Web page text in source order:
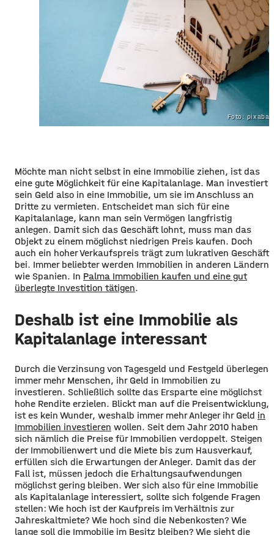
Foto:
Möchte man nicht selbst in eine Immobilie ziehen, ist das
eine gute Möglichkeit für eine Kapitalanlage. Man investiert
sein Geld also in eine Immobilie, um sie im Anschluss an
Dritte zu vermieten. Entscheidet man sich für eine
Kapitalanlage, kann man sein Vermögen langfristig
anlegen. Damit sich das Geschäft lohnt, muss man das
Objekt zu einem möglichst niedrigen Preis kaufen. Doch
auch ein hoher Verkaufspreis trägt zum lukrativen Geschäft
bei. Immer beliebter werden Immobilien in anderen Ländern
wie Spanien. In Palma Immobilien kaufen und eine gut
überlegte Investition tätigen.
Deshalb ist eine Immobilie als
Kapitalanlage interessant
Durch die Verzinsung von Tagesgeld und Festgeld überlegen
immer mehr Menschen, ihr Geld in Immobilien zu
investieren. Schließlich sollte das Ersparte eine möglichst
hohe Rendite erzielen. Blickt man auf die Preisentwicklung,
ist es kein Wunder, weshalb immer mehr Anleger ihr Geld in
Immobilien investieren wollen. Seit dem Jahr 2010 haben
sich nämlich die Preise für Immobilien verdoppelt. Steigen
der Immobilienwert und die Miete bis zum Hausverkauf,
erfüllen sich die Erwartungen der Anleger. Damit das der
Fall ist, müssen jedoch die Erhaltungsaufwendungen
möglichst gering bleiben. Wer sich also für eine Immobilie
als Kapitalanlage interessiert, sollte sich folgende Fragen
stellen: Wie hoch ist der Kaufpreis im Verhältnis zur
Jahreskaltmiete? Wie hoch sind die Nebenkosten? Wie
lange soll die Immobilie im Besitz bleiben? Wie sieht die